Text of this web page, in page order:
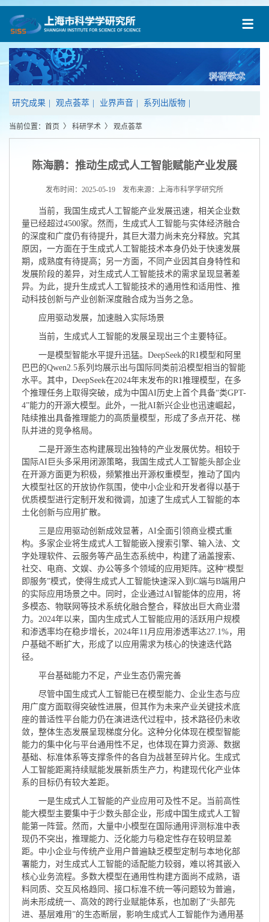
研究成果 观点荟萃 业界声音 系列出版物
当前位置： 首页 〉 科研学术 〉 观点荟萃
陈海鹏：推动生成式人工智能赋能产业发展
发布时间：2025-05-19 发布来源：上海市科学学研究所
当前，我国生成式人工智能产业发展迅速，相关企业数
量已经超过4500家。然而，生成式人工智能与实体经济融合
的深度和广度仍有待提升，其巨大潜力尚未充分释放。究其
原因，一方面在于生成式人工智能技术本身仍处于快速发展
期，成熟度有待提高；另一方面，不同产业因其自身特性和
发展阶段的差异，对生成式人工智能技术的需求呈现显著差
异。为此，提升生成式人工智能技术的通用性和适用性、推
动科技创新与产业创新深度融合成为当务之急。
应用驱动发展，加速融入实际场景
当前，生成式人工智能的发展呈现出三个主要特征。
一是模型智能水平提升迅猛。DeepSeek的R1模型和阿里
巴巴的Qwen2.5系列均展示出与国际同类前沿模型相当的智能
水平。其中，DeepSeek在2024年末发布的R1推理模型，在多
个推理任务上取得突破，成为中国AI历史上首个具备“类GPT-
4”能力的开源大模型。此外，一批AI新兴企业也迅速崛起，
陆续推出具备推理能力的高质量模型，形成了多点开花、梯
队并进的竞争格局。
二是开源生态构建展现出独特的产业发展优势。相较于
国际AI巨头多采用闭源策略，我国生成式人工智能头部企业
在开源方面更为积极，频繁推出开源权重模型，推动了国内
大模型社区的开放协作氛围，使中小企业和开发者得以基于
优质模型进行定制开发和微调，加速了生成式人工智能的本
土化创新与应用扩散。
三是应用驱动创新成效显著，AI全面引领商业模式重
构。多家企业将生成式人工智能嵌入搜索引擎、输入法、文
字处理软件、云服务等产品生态系统中，构建了涵盖搜索、
社交、电商、文娱、办公等多个领域的应用矩阵。这种“模型
即服务”模式，使得生成式人工智能快速深入到C端与B端用户
的实际应用场景之中。同时，企业通过AI智能体的应用，将
多模态、物联网等技术系统化融合整合，释放出巨大商业潜
力。2024年以来，国内生成式人工智能应用的活跃用户规模
和渗透率均在稳步增长，2024年11月应用渗透率达27.1%，用
户基础不断扩大，形成了以应用需求为核心的快速迭代路
径。
平台基础能力不足，产业生态仍需完善
尽管中国生成式人工智能已在模型能力、企业生态与应
用广度方面取得突破性进展，但其作为未来产业关键技术底
座的普适性平台能力仍在演进迭代过程中，技术路径仍未收
敛，整体生态发展呈现梯度分化。这种分化体现在模型智能
能力的集中化与平台通用性不足，也体现在算力资源、数据
基础、标准体系等支撑条件的各自为战甚至碎片化。生成式
人工智能距离持续赋能发展新质生产力，构建现代化产业体
系的目标仍有较大差距。
一是生成式人工智能的产业应用可及性不足。当前高性
能大模型主要集中于少数头部企业，形成中国生成式人工智
能第一阵营。然而，大量中小模型在国际通用评测标准中表
现仍不突出，推理能力、泛化能力与稳定性存在较明显差
距。中小企业与传统产业用户普遍缺乏模型定制与本地化部
署能力，对生成式人工智能的适配能力较弱，难以将其嵌入
核心业务流程。多数大模型在通用性构建方面尚不成熟，语
料同质、交互风格趋同、接口标准不统一等问题较为普遍，
尚未形成统一、高效的跨行业赋能体系，也加剧了“头部先
进、基层难用”的生态断层，影响生成式人工智能作为通用基